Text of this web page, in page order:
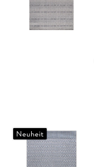
Neuheit